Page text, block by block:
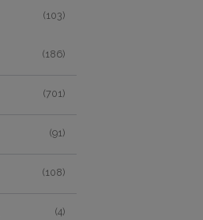
(103)
(186)
(701)
(91)
(108)
(4)